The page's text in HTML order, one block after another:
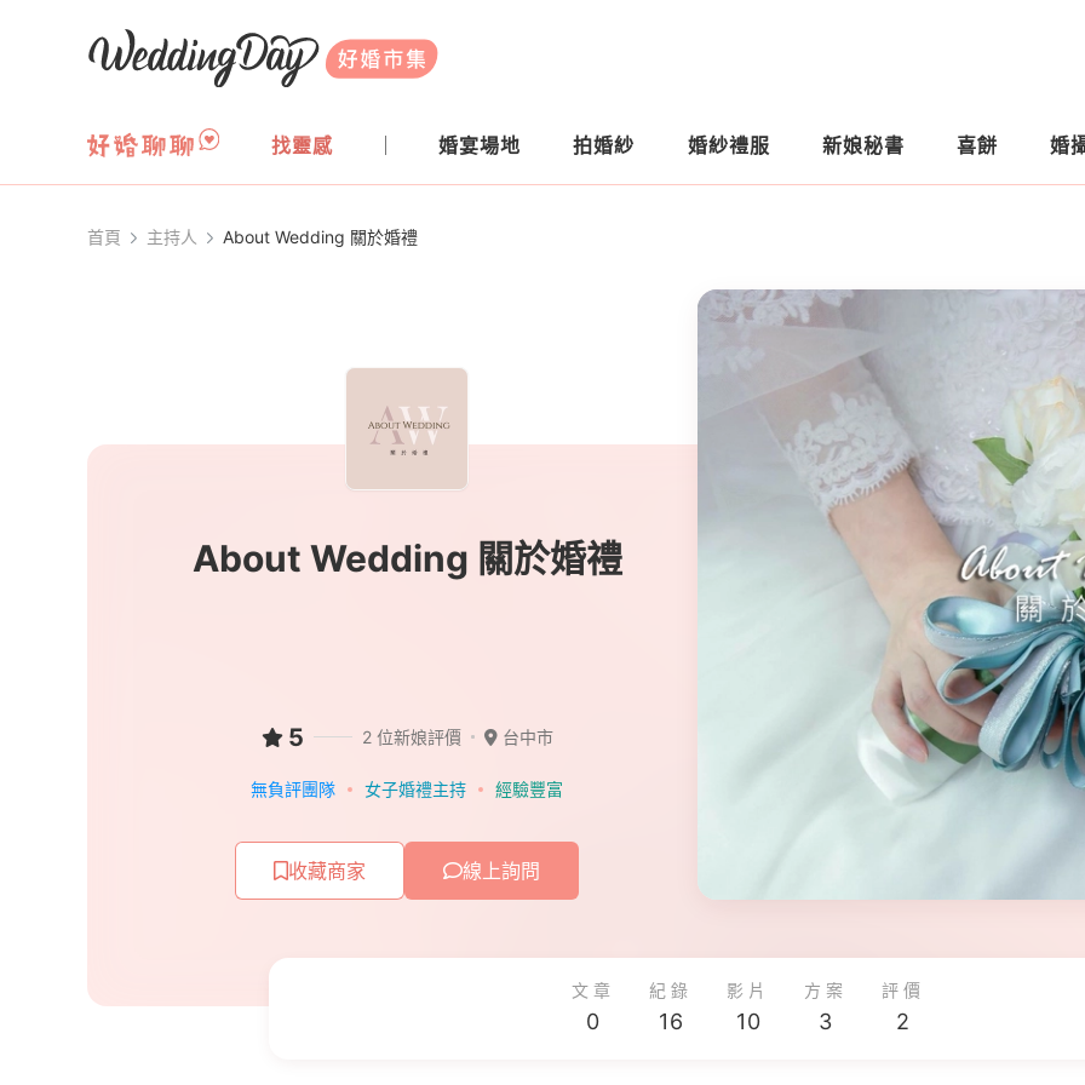
WeddingDay 好婚市集
找靈感 婚宴場地 拍婚紗 婚紗禮服 新娘秘書 喜餅 婚
首頁 主持人 About Wedding 關於婚禮
About Wedding 關於婚禮
5 2 位新娘評價 台中市
無負評團隊 女子婚禮主持 經驗豐富
收藏商家 線上詢問
文章
0
紀錄
16
影片
10
方案
3
評價
2